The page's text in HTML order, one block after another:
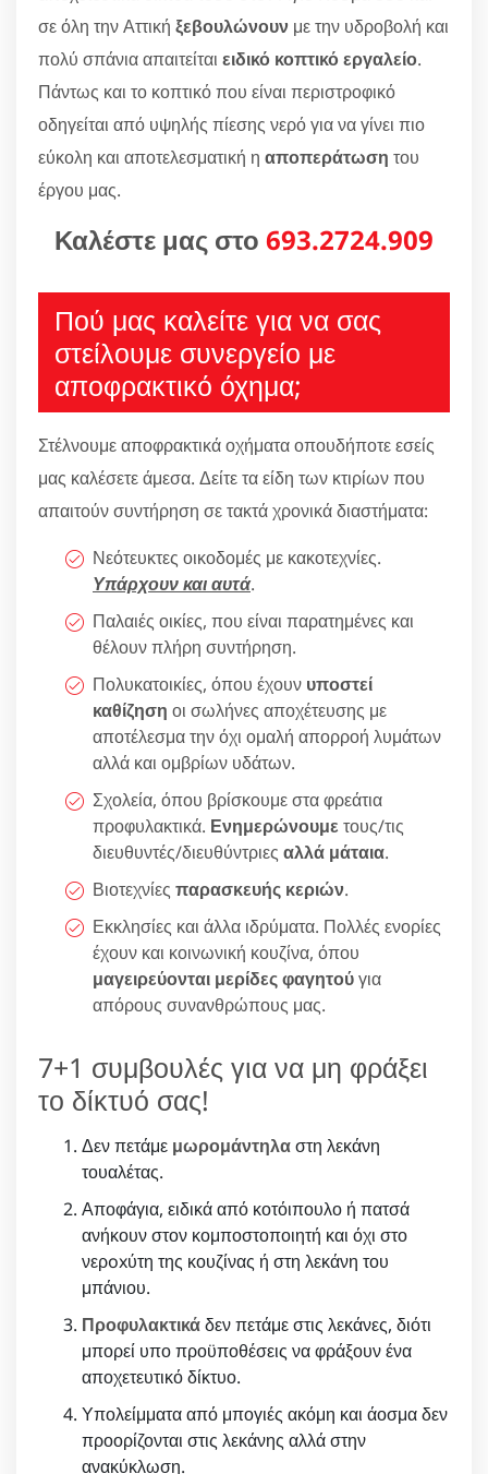
σε όλη την Αττική ξεβουλώνουν με την υδροβολή και
πολύ σπάνια απαιτείται ειδικό κοπτικό εργαλείο.
Πάντως και το κοπτικό που είναι περιστροφικό
οδηγείται από υψηλής πίεσης νερό για να γίνει πιο
εύκολη και αποτελεσματική η αποπεράτωση του
έργου μας.
Καλέστε μας στο 693.2724.909
Πού μας καλείτε για να σας
στείλουμε συνεργείο με
αποφρακτικό όχημα;
Στέλνουμε αποφρακτικά οχήματα οπουδήποτε εσείς
μας καλέσετε άμεσα. Δείτε τα είδη των κτιρίων που
απαιτούν συντήρηση σε τακτά χρονικά διαστήματα:
Νεότευκτες οικοδομές με κακοτεχνίες.
Υπάρχουν και αυτά.
Παλαιές οικίες, που είναι παρατημένες και
θέλουν πλήρη συντήρηση.
Πολυκατοικίες, όπου έχουν υποστεί
καθίζηση οι σωλήνες αποχέτευσης με
αποτέλεσμα την όχι ομαλή απορροή λυμάτων
αλλά και ομβρίων υδάτων.
Σχολεία, όπου βρίσκουμε στα φρεάτια
προφυλακτικά. Ενημερώνουμε τους/τις
διευθυντές/διευθύντριες αλλά μάταια.
Βιοτεχνίες παρασκευής κεριών.
Εκκλησίες και άλλα ιδρύματα. Πολλές ενορίες
έχουν και κοινωνική κουζίνα, όπου
μαγειρεύονται μερίδες φαγητούγια
απόρους συνανθρώπους μας.
7+1 συμβουλές για να μη φράξει
το δίκτυό σας!
Δεν πετάμε μωρομάντηλαστη λεκάνη
τουαλέτας.
Αποφάγια, ειδικά από κοτόιπουλο ή πατσά
ανήκουν στον κομποστοποιητή και όχι στο
νερoxύτη της κουζίνας ή στη λεκάνη του
μπάνιου.
Προφυλακτικάδεν πετάμε στις λεκάνες, διότι
μπορεί υπο προϋποθέσεις να φράξουν ένα
αποχετευτικό δίκτυο.
Υπολείμματα από μπογιές ακόμη και άοσμα δεν
προορίζονται στις λεκάνης αλλά στην
ανακύκλωση.